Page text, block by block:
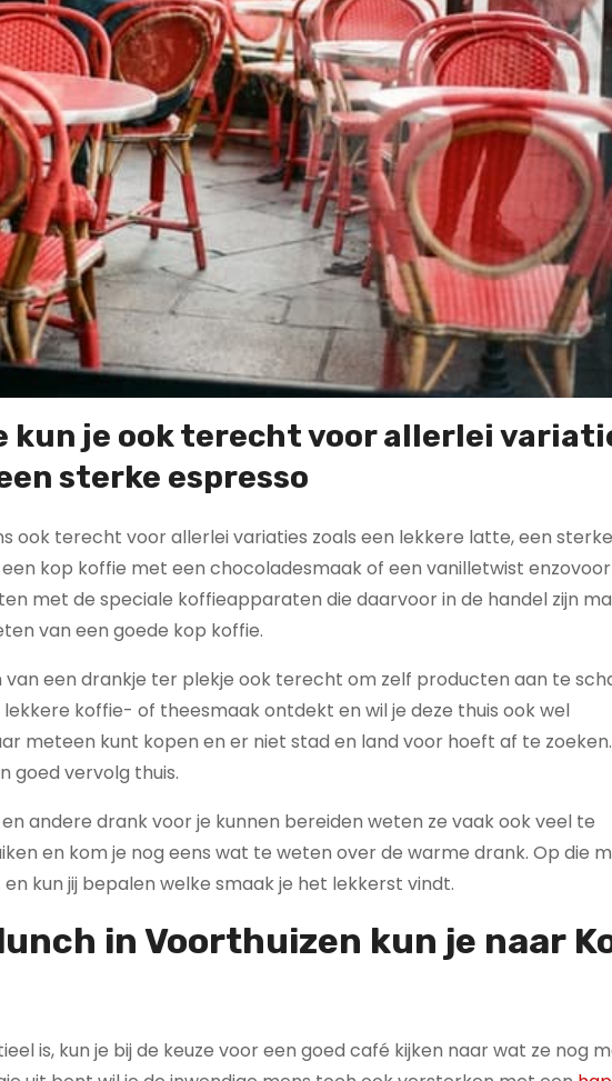
kun je ook terecht voor allerlei
sterke espresso
ook terecht voor allerlei variaties zoals een lekkere latte, een sterke
kop koffie met een chocoladesmaak of een vanilletwist
met de speciale koffieapparaten die daarvoor in de handel zijn
van een goede kop koffie.
een drankje ter plekje ook terecht om zelf producten aan te
koffie- of theesmaak ontdekt en wil je deze thuis ook wel
meteen kunt kopen en er niet stad en land voor hoeft af te
goed vervolg thuis.
andere drank voor je kunnen bereiden weten ze vaak ook veel te
en kom je nog eens wat te weten over de warme drank. Op die
kun jij bepalen welke smaak je het lekkerst vindt.
in Voorthuizen kun je naar
is, kun je bij de keuze voor een goed café kijken naar wat ze nog